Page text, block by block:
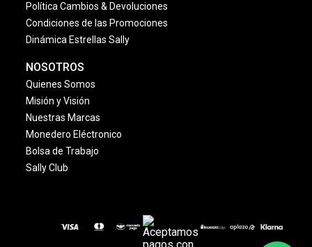
Política Cambios & Devoluciones
Condiciones de las Promociones
Dinámica Estrellas Sally
NOSOTROS
Quienes Somos
Misión y Visión
Nuestras Marcas
Monedero Eléctronico
Bolsa de Trabajo
Sally Club